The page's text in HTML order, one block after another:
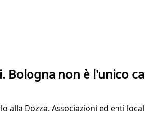
non è l'unico
alla Dozza. Associazioni ed enti